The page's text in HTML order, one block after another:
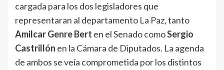
cargada para los dos legisladores que
representaran al departamento La Paz, tanto
Amilcar Genre Bert en el Senado comoSergio
Castrillón en la Cámara de Diputados. La agenda
de ambos se veía comprometida por los distintos